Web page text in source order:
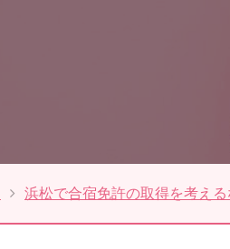
浜松で合宿免許の取得を考える